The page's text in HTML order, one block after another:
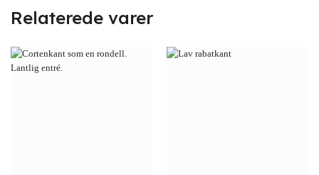
Relaterede varer